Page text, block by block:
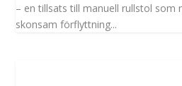
– en tillsats till manuell rullstol som
skonsam förflyttning...